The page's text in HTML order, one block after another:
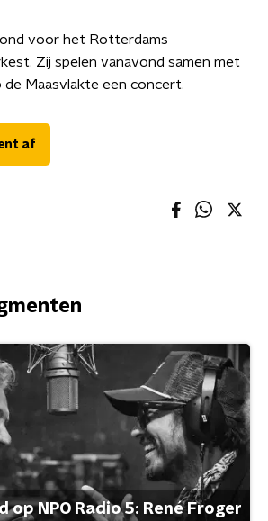
voor het Rotterdams
Zij spelen vanavond samen met
de Maasvlakte een concert.
af
op NPO Radio 5: René Froger